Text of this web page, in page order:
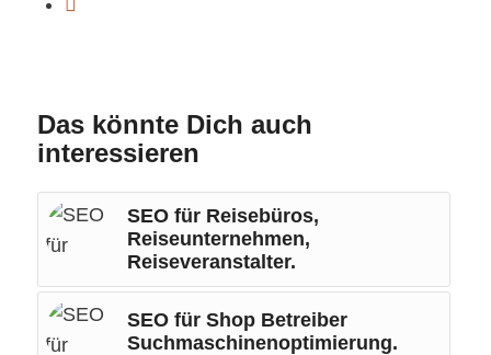
Das könnte Dich auch
interessieren
SEO für Reisebüros,
Reiseunternehmen,
Reiseveranstalter.
SEO für Shop Betreiber
Suchmaschinenoptimierung.